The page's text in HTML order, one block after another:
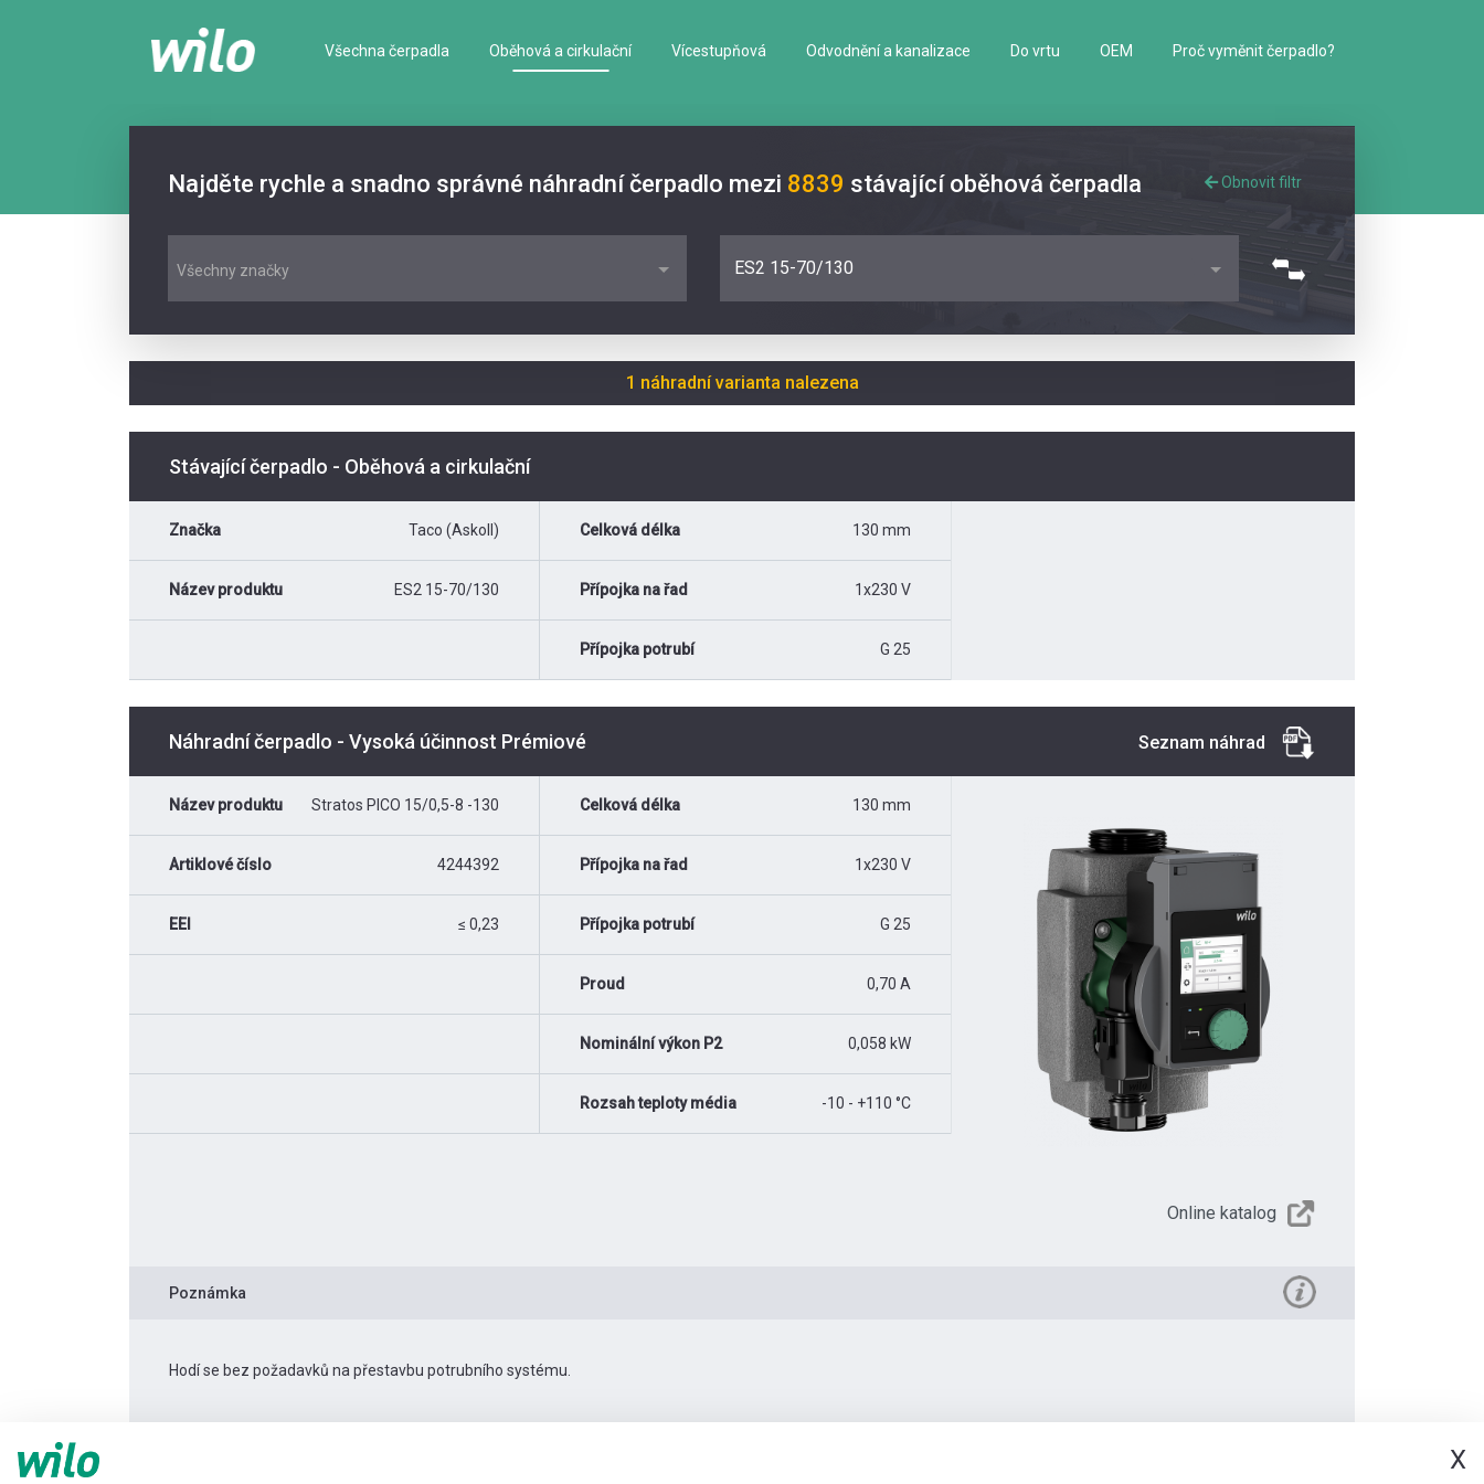
X
Všechna čerpadla Oběhová a cirkulační Vícestupňová Odvodnění a kanalizace Do vrtu OEM Proč vyměnit čerpadlo?
Najděte rychle a snadno správné náhradní čerpadlo mezi 8839 stávající oběhová čerpadla Obnovit filtr
Všechny značky ES2 15-70/130
1 náhradní varianta nalezena
Stávající čerpadlo - Oběhová a cirkulační
Značka Taco (Askoll)
Název produktu ES2 15-70/130
Celková délka 130 mm
Přípojka na řad 1x230 V
Přípojka potrubí G 25
Náhradní čerpadlo - Vysoká účinnost Prémiové Seznam náhrad
Název produktu Stratos PICO 15/0,5-8 -130
Artiklové číslo 4244392
EEI ≤ 0,23
Celková délka 130 mm
Přípojka na řad 1x230 V
Přípojka potrubí G 25
Proud 0,70 A
Nominální výkon P2 0,058 kW
Rozsah teploty média -10 - +110 °C
Online katalog
Poznámka
Hodí se bez požadavků na přestavbu potrubního systému.